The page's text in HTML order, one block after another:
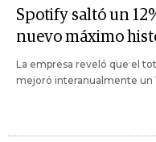
Spotify saltó un
nuevo máximo
La empresa reveló que el
mejoró interanualmente un